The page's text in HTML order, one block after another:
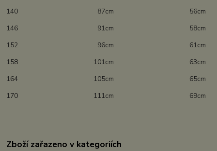
140 87cm 56cm
146 91cm 58cm
152 96cm 61cm
158 101cm 63cm
164 105cm 65cm
170 111cm 69cm
Zboží zařazeno v kategoriích